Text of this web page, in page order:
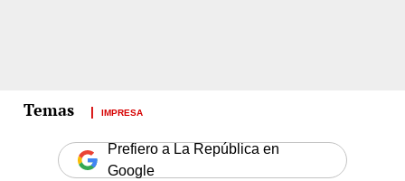
IMPRESA
Prefiero a La República en
Google